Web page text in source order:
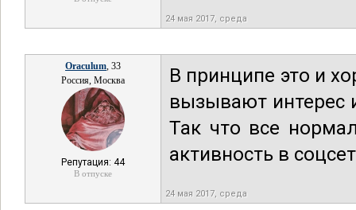
24 мая 2017, среда
Oraculum, 33
Россия, Москва
Репутация: 44
В отпуске
В принципе это и
вызывают интерес
Так что все
активность в
24 мая 2017, среда